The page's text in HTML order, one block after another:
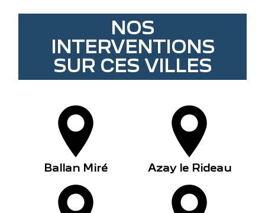
NOS
INTERVENTIONS
SUR CES VILLES
Ballan Miré Azay le Rideau